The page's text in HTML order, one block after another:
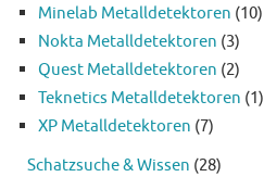
Minelab Metalldetektoren (10)
Nokta Metalldetektoren (3)
Quest Metalldetektoren (2)
Teknetics Metalldetektoren (1)
XP Metalldetektoren (7)
Schatzsuche & Wissen (28)